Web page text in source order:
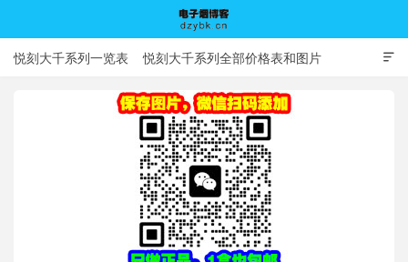
电子烟博客

悦刻大千系列一览表 悦刻大千系列全部价格表和图片